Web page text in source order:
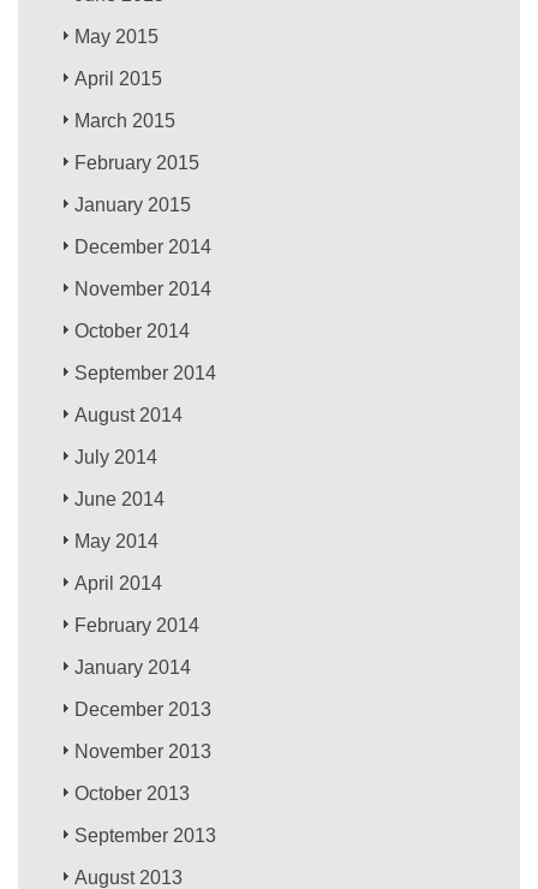
May 2015
April 2015
March 2015
February 2015
January 2015
December 2014
November 2014
October 2014
September 2014
August 2014
July 2014
June 2014
May 2014
April 2014
February 2014
January 2014
December 2013
November 2013
October 2013
September 2013
August 2013